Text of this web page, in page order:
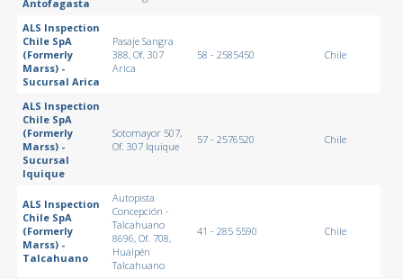
Antofagasta
ALS Inspection
Chile SpA
(Formerly
Marss) -
Sucursal Arica
Pasaje Sangra
388, Of. 307
Arica
58 - 2585450 Chile
ALS Inspection
Chile SpA
(Formerly
Marss) -
Sucursal
Iquique
Sotomayor 507,
Of. 307 Iquique
57 - 2576520 Chile
ALS Inspection
Chile SpA
(Formerly
Marss) -
Talcahuano
Autopista
Concepción -
Talcahuano
8696, Of. 708,
Hualpén
Talcahuano
41 - 285 5590 Chile